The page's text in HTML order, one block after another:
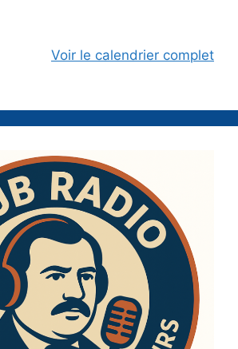
Voir le calendrier complet